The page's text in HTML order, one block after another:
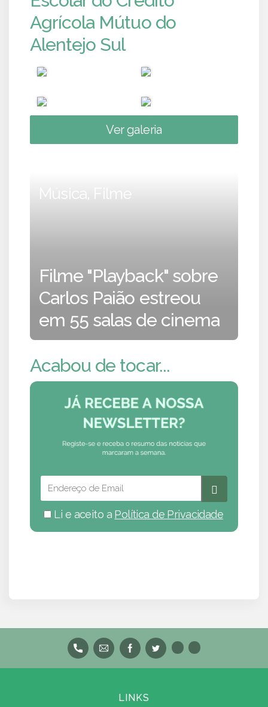
Agrícola Mútuo do
Alentejo Sul
Ver galeria
Música, Filme
Filme "Playback" sobre
Carlos Paião estreou
em 55 salas de cinema
Acabou de tocar...
Li e aceito a Política de Privacidade
LINKS